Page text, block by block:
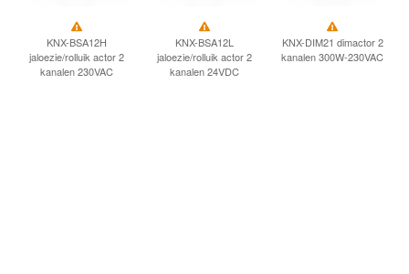
KNX-BSA12H
jaloezie/rolluik actor 2
kanalen 230VAC
KNX-BSA12L
jaloezie/rolluik actor 2
kanalen 24VDC
KNX-DIM21 dimactor 2
kanalen 300W-230VAC